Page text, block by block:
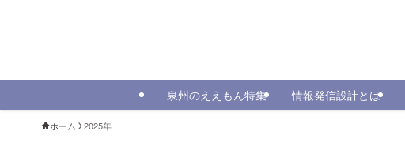
泉州のええもん特集 情報発信設計とは
ホーム 2025年